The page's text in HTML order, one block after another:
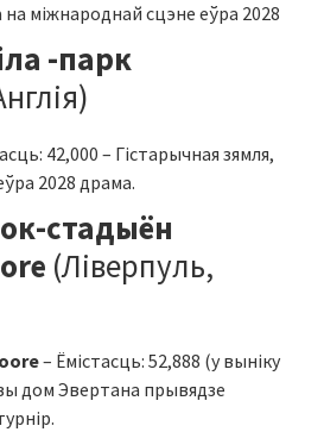
міжнароднай сцэне еўра 2028
-парк
42,000 – Гістарычная зямля,
2028 драма.
стадыён
(Ліверпуль,
– Ёмістасць: 52,888 (у выніку
дом Эвертана прывядзе